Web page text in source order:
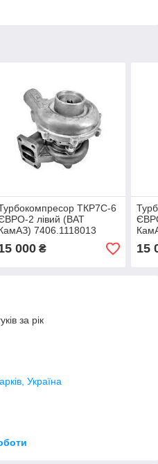
ТКР7С-6
2 лівий (ВАТ
7406.1118013
000₴ 15
за рік
Україна